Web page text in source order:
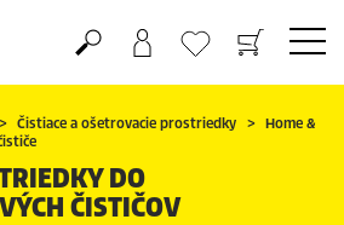
Čistiace a ošetrovacie prostriedky
Home &
DO
ČISTIČOV